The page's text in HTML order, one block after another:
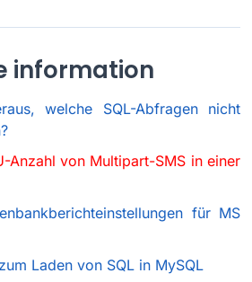
information
welche SQL-Abfragen nicht
Anzahl von Multipart-SMS in einer
für MS
Laden von SQL in MySQL